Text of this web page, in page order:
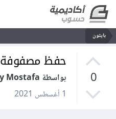
بايثون
0
حفظ مصفوفة Numpy كصورة
بواسطة Fahmy Mostafa
1 أغسطس 2021